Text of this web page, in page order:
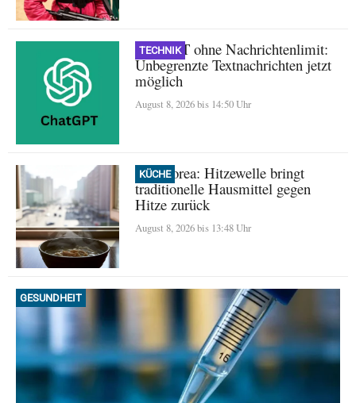
TECHNIK
ChatGPT ohne Nachrichtenlimit:
Unbegrenzte Textnachrichten jetzt
möglich
August 8, 2026 bis 14:50 Uhr
KÜCHE
Nordkorea: Hitzewelle bringt
traditionelle Hausmittel gegen
Hitze zurück
August 8, 2026 bis 13:48 Uhr
GESUNDHEIT